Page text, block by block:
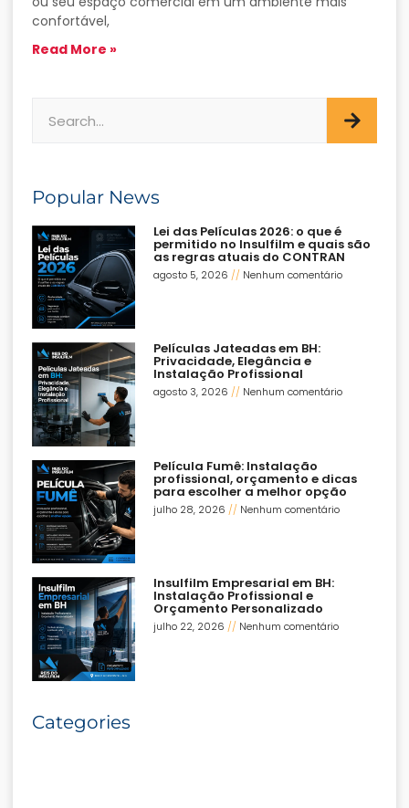
confortável,
Read More »
Popular News
Lei das Películas 2026: o que é
permitido no Insulfilm e quais são
as regras atuais do CONTRAN
agosto 5, 2026 Nenhum comentário
Películas Jateadas em BH:
Privacidade, Elegância e
Instalação Profissional
agosto 3, 2026 Nenhum comentário
Película Fumê: Instalação
profissional, orçamento e dicas
para escolher a melhor opção
julho 28, 2026 Nenhum comentário
Insulfilm Empresarial em BH:
Instalação Profissional e
Orçamento Personalizado
julho 22, 2026 Nenhum comentário
Categories